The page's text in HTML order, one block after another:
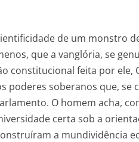
de um monstro
que a vanglória, se
constitucional feita por ele,
poderes soberanos que, se
O homem acha,
certa sob a
a mundividência